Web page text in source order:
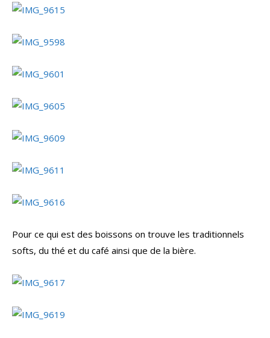
Pour ce qui est des boissons on trouve les traditionnels
softs, du thé et du café ainsi que de la bière.